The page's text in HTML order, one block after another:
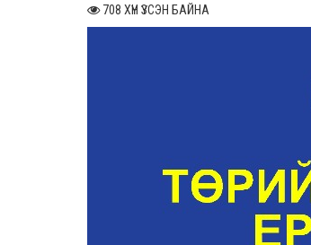
708 ХҮН ҮЗСЭН БАЙНА